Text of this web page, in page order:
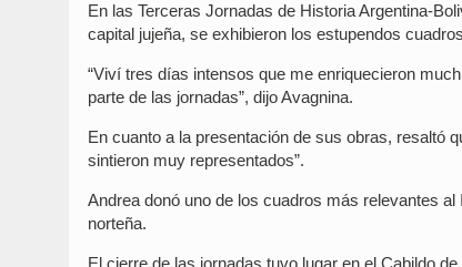
En las Terceras Jornadas de Historia Argentina-
capital jujeña, se exhibieron los estupendos
“Viví tres días intensos que me enriquecieron
parte de las jornadas”, dijo Avagnina.
En cuanto a la presentación de sus obras, resaltó
sintieron muy representados”.
Andrea donó uno de los cuadros más relevantes
norteña.
El cierre de las jornadas tuvo lugar en el Cabildo